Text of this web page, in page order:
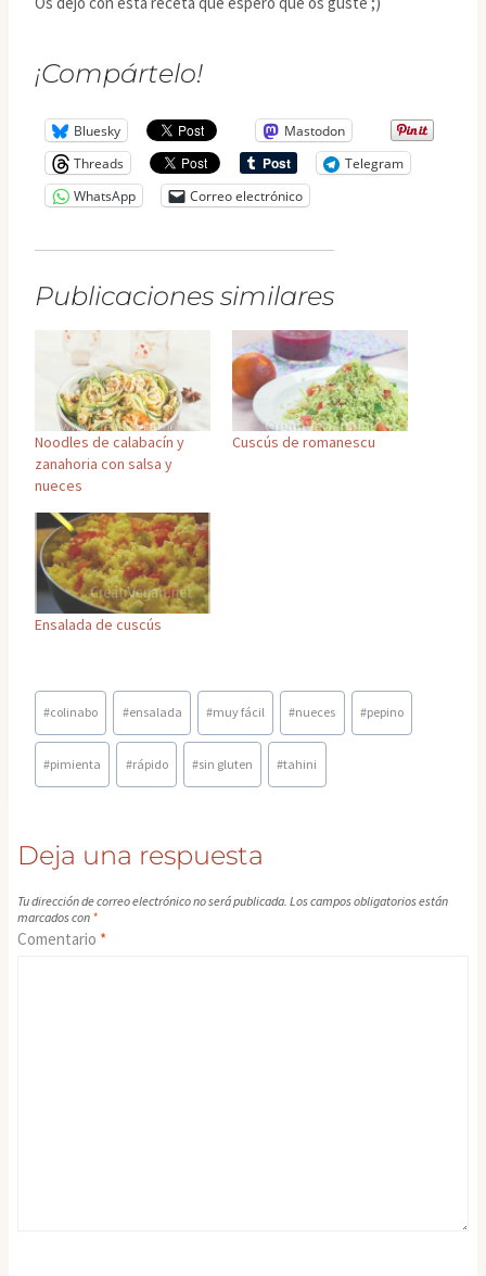
¡Compártelo!
Bluesky
Mastodon
Threads
Telegram
WhatsApp
Correo electrónico
Publicaciones similares
Noodles de calabacín y
zanahoria con salsa y
nueces
Cuscús de romanescu
Ensalada de cuscús
Etiquetas
de
la
#colinabo #ensalada #muy fácil #nueces #pepino
#pimienta #rápido #sin gluten #tahini
Deja una respuesta
Tu dirección de correo electrónico no será publicada. Los campos obligatorios están
marcados con *
Comentario *